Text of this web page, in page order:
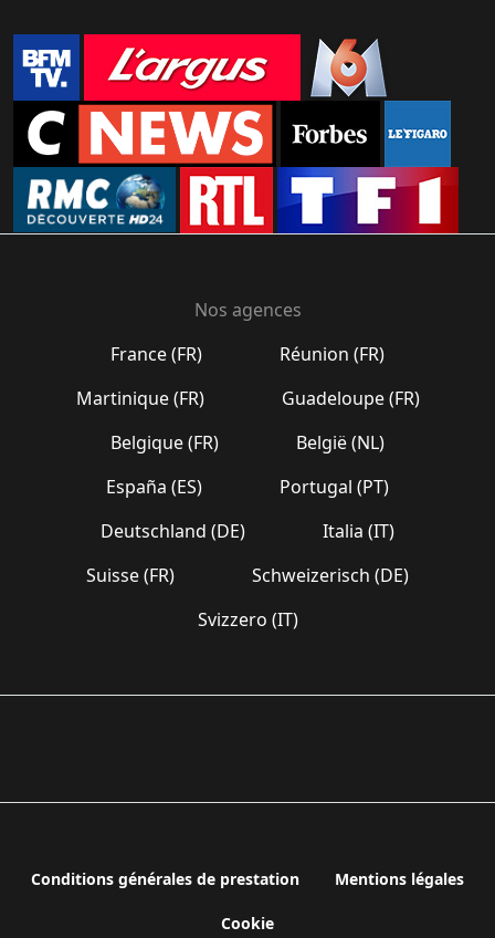
Nos agences
France (FR)
Réunion (FR)
Martinique (FR)
Guadeloupe (FR)
Belgique (FR)
België (NL)
España (ES)
Portugal (PT)
Deutschland (DE)
Italia (IT)
Suisse (FR)
Schweizerisch (DE)
Svizzero (IT)
Conditions générales de prestation Mentions légales
Cookie